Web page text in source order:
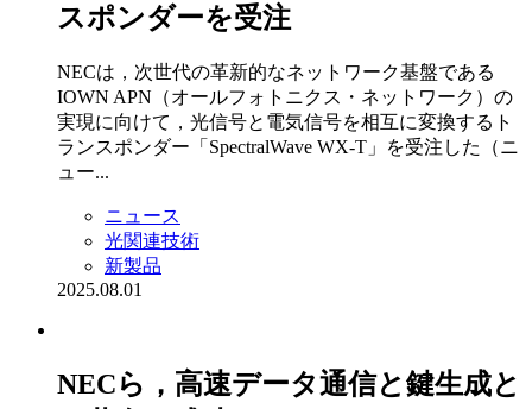
スポンダーを受注
NECは，次世代の革新的なネットワーク基盤である
IOWN APN（オールフォトニクス・ネットワーク）の
実現に向けて，光信号と電気信号を相互に変換するト
ランスポンダー「SpectralWave WX-T」を受注した（ニ
ュー...
ニュース
光関連技術
新製品
2025.08.01
NECら，高速データ通信と鍵生成と